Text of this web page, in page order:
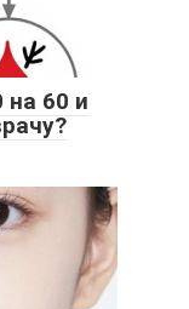
на 60 и